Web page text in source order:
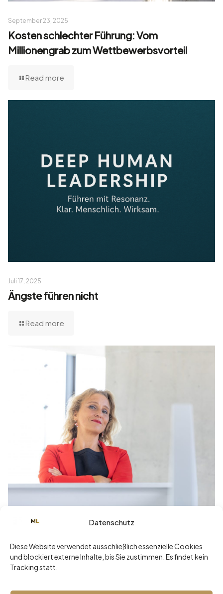
Datenschutz
Diese Website verwendet ausschließlich essenzielle Cookies
und blockiert externe Inhalte, bis Sie zustimmen. Es findet kein
Tracking statt.
September 23, 2025
Kosten schlechter Führung: Vom
Millionengrab zum Wettbewerbsvorteil
Read more
Juli 17, 2025
Ängste führen nicht
Read more
„Ich mach’s lieber selbst.“ – Der teuerste
Satz einer Führungskraft